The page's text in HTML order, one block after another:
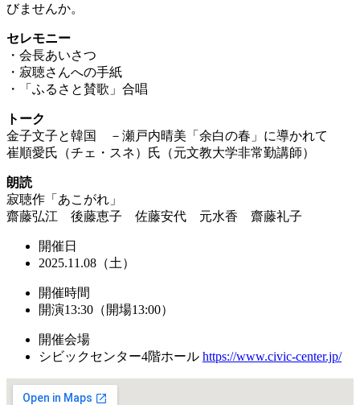
びませんか。
セレモニー
・会長あいさつ
・寂聴さんへの手紙
・「ふるさと賛歌」合唱
トーク
金子文子と韓国 －瀬戸内晴美「余白の春」に導かれて
崔順愛氏（チェ・スネ）氏（元文教大学非常勤講師）
朗読
寂聴作「あこがれ」
齋藤弘江 後藤恵子 佐藤安代 元水香 齋藤礼子
開催日
2025.11.08（土）
開催時間
開演13:30（開場13:00）
開催会場
シビックセンター4階ホール https://www.civic-center.jp/